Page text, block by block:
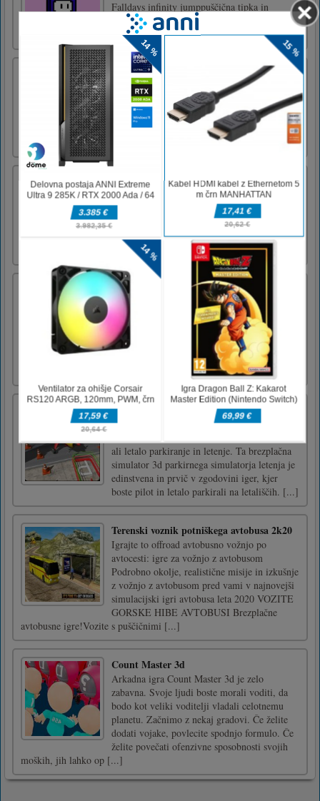
Falldays infinity jumppuščična tipka in
mobilni nadzor
Vohljati
Povežite črke in poiščite besede na mreži.
Beseda, ki jo morate najti, je označena zgoraj
desno.
PUBG Apna Faugi Spletna igra za več
igralcev
Apna Faug Mini Multiplayer spletne igredotik
in miška ASWD kontrole kliknite za streljanje
Candy Word
Match the different delicious candy elements
to discover the letters hiding behind. Use
these letters to form a word and win points.
Enjoy!Swipe the screen or using the mouse to
move the candy elements. Click on the letters
Parkiranje letala 3d
Dobrodošli v sezoni hit pilot pilota parkiranje
ali letalo parkiranje in letenje. Ta brezplačna
simulator 3d parkirnega simulatorja letenja je
edinstvena in prvič v zgodovini iger, kjer
boste pilot in letalo parkirali na letališčih. [...]
Terenski voznik potniškega avtobusa 2k20
Igrajte to offroad avtobusno vožnjo po
avtocesti: igre za vožnjo z avtobusom
Podrobno okolje, realistične misije in izkušnje
z vožnjo z avtobusom pred vami v najnovejši
simulacijski igri avtobusa leta 2020 VOZITE
GORSKE HIBE AVTOBUSI Brezplačne
avtobusne igre!Vozite s puščičnimi [...]
Count Master 3d
Arkadna igra Count Master 3d je zelo
zabavna. Svoje ljudi boste morali voditi, da
bodo kot veliki voditelji vladali celotnemu
planetu. Začnimo z nekaj gradovi. Če želite
dodati vojake, povlecite spodnjo formulo. Če
želite povečati ofenzivne sposobnosti svojih
moških, jih lahko op [...]